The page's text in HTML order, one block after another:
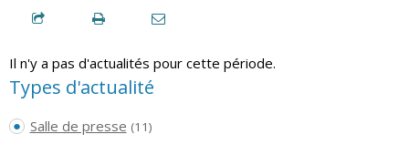
Il n'y a pas d'actualités pour cette période.
Types d'actualité
Salle de presse (11)